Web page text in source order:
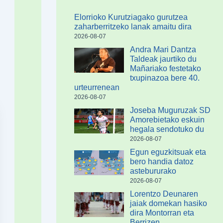
Elorrioko Kurutziagako gurutzea
zaharberritzeko lanak amaitu dira
2026-08-07
Andra Mari Dantza
Taldeak jaurtiko du
Mañariako festetako
txupinazoa bere 40.
urteurrenean
2026-08-07
Joseba Muguruzak SD
Amorebietako eskuin
hegala sendotuko du
2026-08-07
Egun eguzkitsuak eta
bero handia datoz
astebururako
2026-08-07
Lorentzo Deunaren
jaiak domekan hasiko
dira Montorran eta